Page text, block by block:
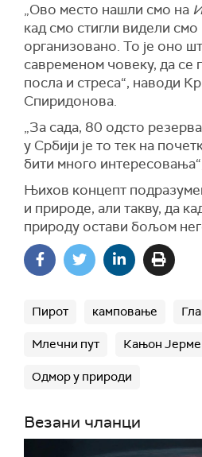
„Ово место нашли смо на
кад смо стигли видели
организовано. То је оно
савременом човеку, да се
посла и стреса“, наводи
Спиридонова.
„За сада, 80 одсто
у Србији је то тек на
бити много интересовања
Њихов концепт
и природе, али такву, да
природу остави бољом
Пирот камповање
Млечни пут Кањон Јерме
Одмор у природи
Везани чланци